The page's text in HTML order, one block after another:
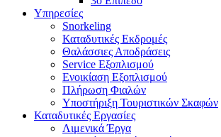
Υπηρεσίες
Snorkeling
Καταδυτικές Εκδρομές
Θαλάσσιες Αποδράσεις
Service Εξοπλισμού
Ενοικίαση Εξοπλισμού
Πλήρωση Φιαλών
Υποστήριξη Τουριστικών Σκαφών
Καταδυτικές Εργασίες
Λιμενικά Έργα